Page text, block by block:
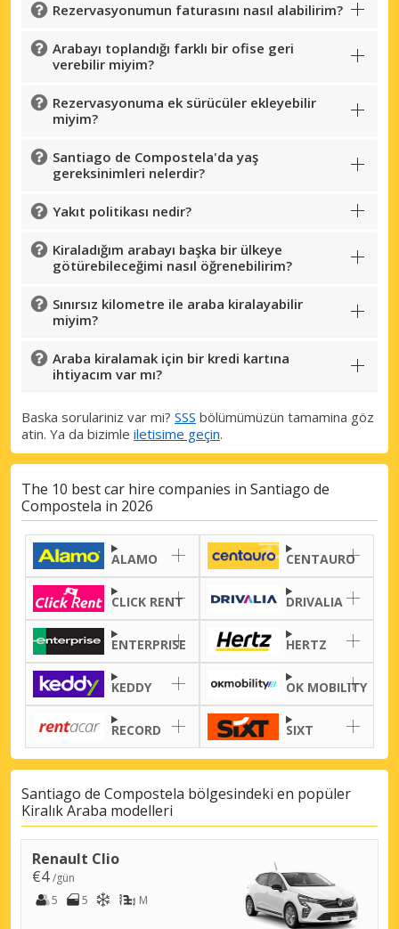
Rezervasyonumun faturasını nasıl alabilirim?
Arabayı toplandığı farklı bir ofise geri
verebilir miyim?
Rezervasyonuma ek sürücüler ekleyebilir
miyim?
Santiago de Compostela'da yaş
gereksinimleri nelerdir?
Yakıt politikası nedir?
Kiraladığım arabayı başka bir ülkeye
götürebileceğimi nasıl öğrenebilirim?
Sınırsız kilometre ile araba kiralayabilir
miyim?
Araba kiralamak için bir kredi kartına
ihtiyacım var mı?
Baska sorulariniz var mi? SSS bölümümüzün tamamina göz
atin. Ya da bizimle iletisime geçin.
The 10 best car hire companies in Santiago de
Compostela in 2026
ALAMO CENTAURO
CLICK RENT DRIVALIA
ENTERPRISE HERTZ
KEDDY OK MOBILITY
RECORD SIXT
Santiago de Compostela bölgesindeki en popüler
Kiralık Araba modelleri
Renault Clio
€4/gün
5
5 M
Büyük tasarruflar
Özel iş ortağı tekliflerine erişim sağlayın
eLink ile giriş yap